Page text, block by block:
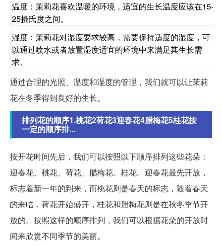
温度：茉莉花喜欢温暖的环境，适宜的生长温度应该在15-
25摄氏度之间。
湿度：茉莉花对湿度要求较高，需要保持适度的湿度，可
以通过喷水或者放置湿度适宜的环境中来满足其生长需
求。
通过合理的光照、温度和湿度的管理，我们就可以让茉莉
花在冬季得到良好的生长。
排列花的顺序1.桃花2荷花3迎春花4腊梅花5桂花按
一定的顺序排...
按开花时间先后，我们可以按照以下顺序排列这些花朵：
迎春花、桃花、荷花、腊梅花、桂花。迎春花最先开放，
标志着新一年的到来，而桃花则是春天的标志，随着春天
的来临，荷花开始盛开，桂花和腊梅花则是在秋冬季节开
放的。按照这样的顺序排列，我们可以根据花朵的开放时
间来欣赏不同季节的美丽。